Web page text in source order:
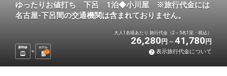
ゆったりお値打ち 下呂 1泊◆小川屋 ※旅行代金には
名古屋-下呂間の交通機関は含まれておりません。
新幹線
ホテル
1 泊
大人1名様あたり 旅行代金（2～5名1室・税込）
26,280 円 41,780 円
表示旅行代金について